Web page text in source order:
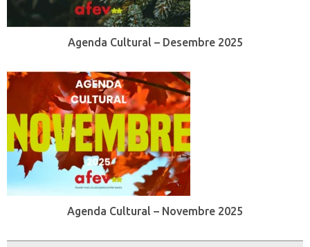
Agenda Cultural – Desembre 2025
Agenda Cultural – Novembre 2025